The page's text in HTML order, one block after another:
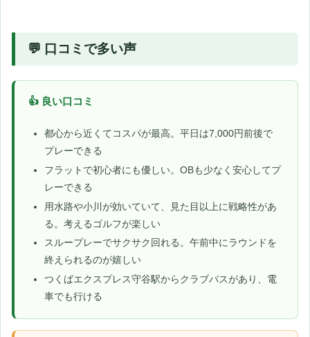
💬 口コミで多い声
👍 良い口コミ
都心から近くてコスパが最高。平日は7,000円前後で
プレーできる
フラットで初心者にも優しい。OBも少なく安心してプ
レーできる
用水路や小川が効いていて、見た目以上に戦略性があ
る。考えるゴルフが楽しい
スループレーでサクサク回れる。午前中にラウンドを
終えられるのが嬉しい
つくばエクスプレス守谷駅からクラブバスがあり、電
車でも行ける